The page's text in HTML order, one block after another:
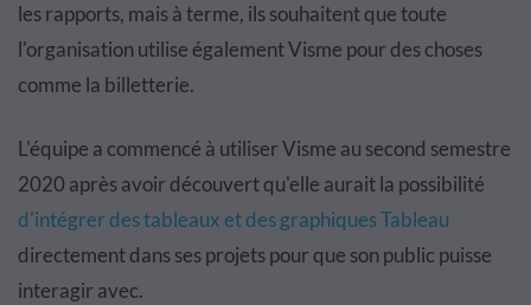
les rapports, mais à terme, ils souhaitent que toute
l'organisation utilise également Visme pour des choses
comme la billetterie.
L'équipe a commencé à utiliser Visme au second semestre
2020 après avoir découvert qu'elle aurait la possibilité
d'intégrer des tableaux et des graphiques Tableau
directement dans ses projets pour que son public puisse
interagir avec.